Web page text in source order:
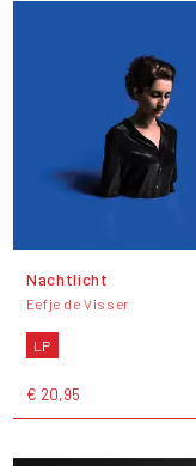
Nachtlicht
Eefje de Visser
LP
€ 20,95